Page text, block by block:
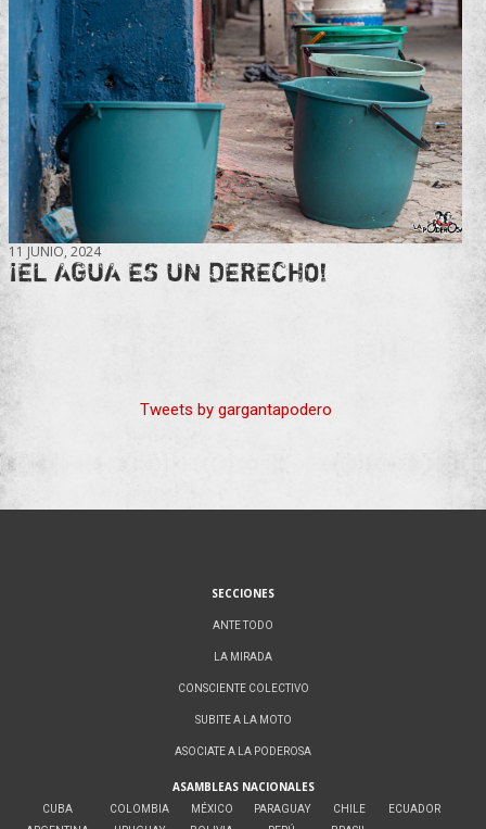
11 JUNIO, 2024
¡EL AGUA ES UN DERECHO!
Tweets by gargantapodero
SECCIONES
ANTE TODO
LA MIRADA
CONSCIENTE COLECTIVO
SUBITE A LA MOTO
ASOCIATE A LA PODEROSA
ASAMBLEAS NACIONALES
CUBA
COLOMBIA
MÉXICO
PARAGUAY
CHILE
ECUADOR